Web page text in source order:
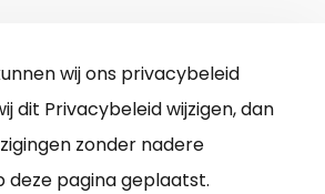
wij ons privacybeleid
dit Privacybeleid wijzigen, dan
zonder nadere
deze pagina geplaatst.